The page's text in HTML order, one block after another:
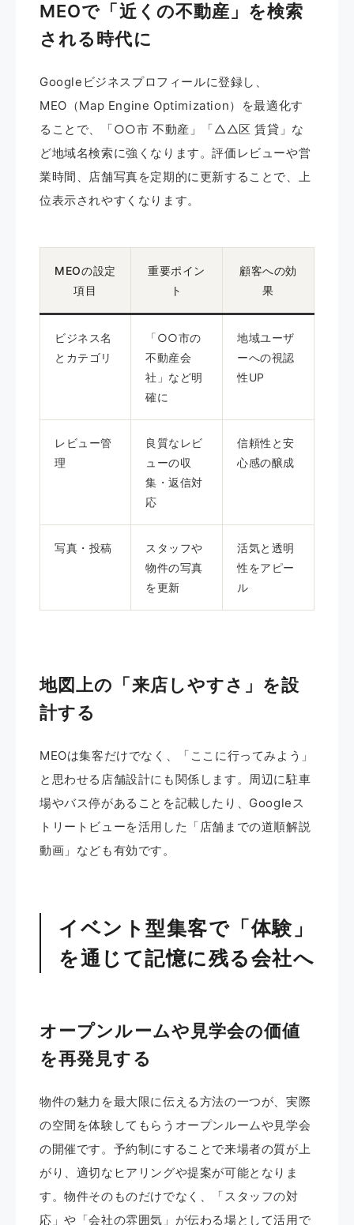
MEOで「近くの不動産」を検索
される時代に
Googleビジネスプロフィールに登録し、
MEO（Map Engine Optimization）を最適化す
ることで、「○○市 不動産」「△△区 賃貸」な
ど地域名検索に強くなります。評価レビューや営
業時間、店舗写真を定期的に更新することで、上
位表示されやすくなります。
MEOの設定
項目
重要ポイン
ト
顧客への効
果
ビジネス名
とカテゴリ
「○○市の
不動産会
社」など明
確に
地域ユーザ
ーへの視認
性UP
レビュー管
理
良質なレビ
ューの収
集・返信対
応
信頼性と安
心感の醸成
写真・投稿
スタッフや
物件の写真
を更新
活気と透明
性をアピー
ル
地図上の「来店しやすさ」を設
計する
MEOは集客だけでなく、「ここに行ってみよう」
と思わせる店舗設計にも関係します。周辺に駐車
場やバス停があることを記載したり、Googleス
トリートビューを活用した「店舗までの道順解説
動画」なども有効です。
イベント型集客で「体験」
を通じて記憶に残る会社へ
オープンルームや見学会の価値
を再発見する
物件の魅力を最大限に伝える方法の一つが、実際
の空間を体験してもらうオープンルームや見学会
の開催です。予約制にすることで来場者の質が上
がり、適切なヒアリングや提案が可能となりま
す。物件そのものだけでなく、「スタッフの対
応」や「会社の雰囲気」が伝わる場として活用で